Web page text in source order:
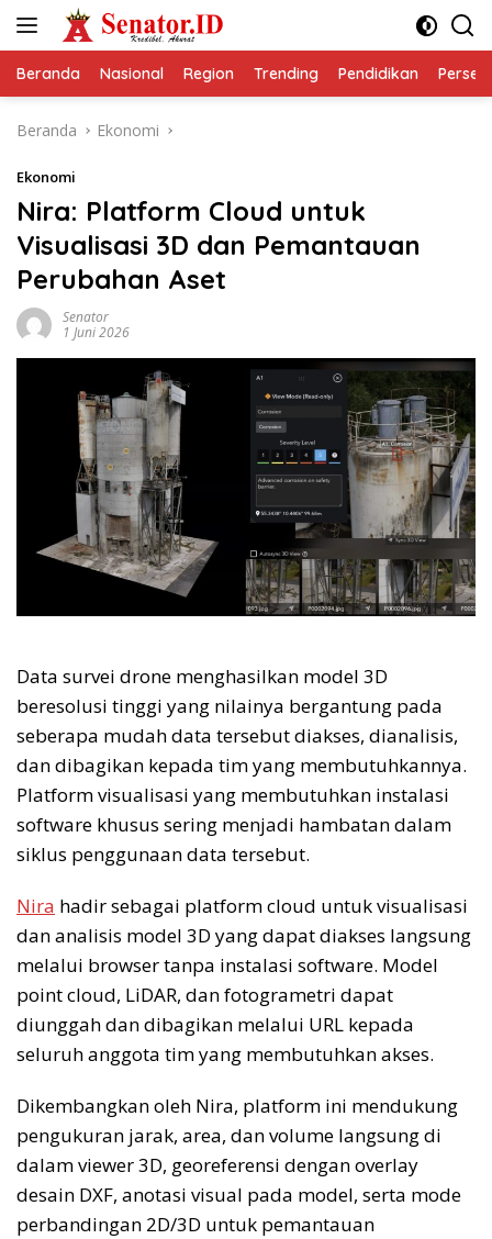
Beranda Nasional Region Trending Pendidikan
Beranda Ekonomi
Ekonomi
Nira: Platform Cloud untuk
Visualisasi 3D dan Pemantauan
Perubahan Aset
Senator
1 Juni 2026
Data survei drone menghasilkan model 3D
beresolusi tinggi yang nilainya bergantung pada
seberapa mudah data tersebut diakses, dianalisis,
dan dibagikan kepada tim yang membutuhkannya.
Platform visualisasi yang membutuhkan instalasi
software khusus sering menjadi hambatan dalam
siklus penggunaan data tersebut.
Nira hadir sebagai platform cloud untuk visualisasi
dan analisis model 3D yang dapat diakses langsung
melalui browser tanpa instalasi software. Model
point cloud, LiDAR, dan fotogrametri dapat
diunggah dan dibagikan melalui URL kepada
seluruh anggota tim yang membutuhkan akses.
Dikembangkan oleh Nira, platform ini mendukung
pengukuran jarak, area, dan volume langsung di
dalam viewer 3D, georeferensi dengan overlay
desain DXF, anotasi visual pada model, serta mode
perbandingan 2D/3D untuk pemantauan